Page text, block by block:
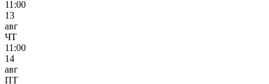
11:00
13
авг
ЧТ
11:00
14
авг
ПТ